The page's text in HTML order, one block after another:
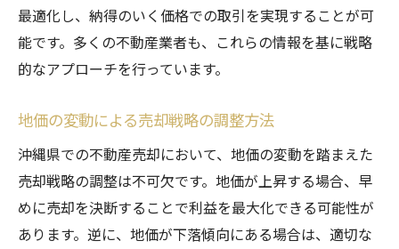
最適化し、納得のいく価格での取引を実現することが可
能です。多くの不動産業者も、これらの情報を基に戦略
的なアプローチを行っています。
地価の変動による売却戦略の調整方法
沖縄県での不動産売却において、地価の変動を踏まえた
売却戦略の調整は不可欠です。地価が上昇する場合、早
めに売却を決断することで利益を最大化できる可能性が
あります。逆に、地価が下落傾向にある場合は、適切な